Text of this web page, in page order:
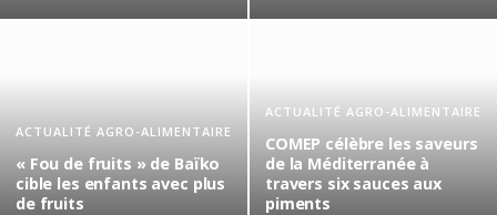
ACTUALITÉ AGRO-ALIMENTAIRE
« Fou de fruits » de Baïko
cible les enfants avec plus
de fruits
ACTUALITÉ AGRO-ALIMENTAIRE
COMEP célèbre les saveurs
de la Méditerranée à
travers six sauces aux
piments